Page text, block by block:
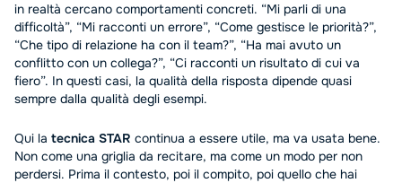
in realtà cercano comportamenti concreti. “Mi parli di una
difficoltà”, “Mi racconti un errore”, “Come gestisce le priorità?”,
“Che tipo di relazione ha con il team?”, “Ha mai avuto un
conflitto con un collega?”, “Ci racconti un risultato di cui va
fiero”. In questi casi, la qualità della risposta dipende quasi
sempre dalla qualità degli esempi.
Qui la tecnica STAR continua a essere utile, ma va usata bene.
Non come una griglia da recitare, ma come un modo per non
perdersi. Prima il contesto, poi il compito, poi quello che hai